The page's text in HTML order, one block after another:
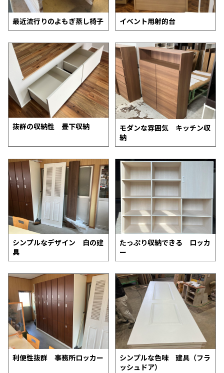
最近流行りのよもぎ蒸し椅子 イベント用射的台
抜群の収納性 畳下収納
モダンな雰囲気 キッチン収
納
シンプルなデザイン 白の建
具
たっぷり収納できる ロッカ
ー
利便性抜群 事務所ロッカー
シンプルな色味 建具（フラ
ッシュドア）